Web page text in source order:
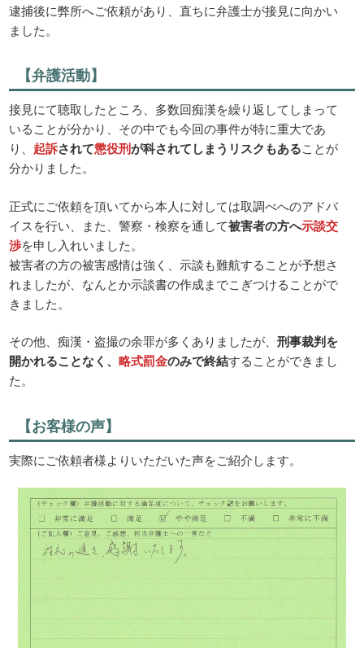
逮捕後に弊所へご依頼があり、直ちに弁護士が接見に向かい
ました。
【弁護活動】
接見にて聴取したところ、多数回痴漢を繰り返してしまって
いることが分かり、その中でも今回の事件が特に重大であ
り、 起訴されて懲役刑が科されてしまうリスクもあることが
分かりました。
正式にご依頼を頂いてから本人に対しては取調べへのアドバ
イスを行い、また、警察・検察を通して被害者の方へ示談交
渉を申し入れいました。
被害者の方の被害感情は強く、示談も難航することが予想さ
れましたが、なんとか示談書の作成までこぎつけることがで
きました。
その他、痴漢・盗撮の余罪が多くありましたが、刑事裁判を
開かれることなく、略式罰金のみで終結することができまし
た。
【お客様の声】
実際にご依頼者様よりいただいた声をご紹介します。